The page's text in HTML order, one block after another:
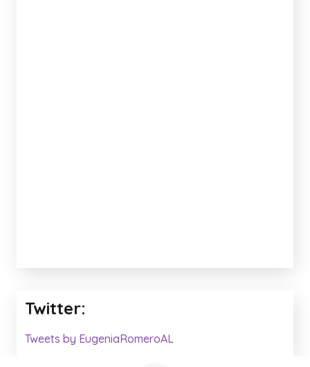
Twitter:
Tweets by EugeniaRomeroAL